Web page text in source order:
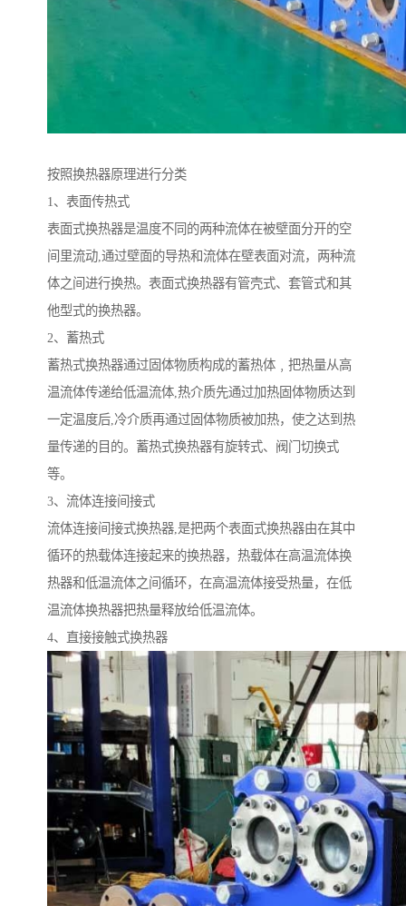
按照换热器原理进行分类
1、表面传热式
表面式换热器是温度不同的两种流体在被壁面分开的空
间里流动,通过壁面的导热和流体在壁表面对流，两种流
体之间进行换热。表面式换热器有管壳式、套管式和其
他型式的换热器。
2、蓄热式
蓄热式换热器通过固体物质构成的蓄热体﹐把热量从高
温流体传递给低温流体,热介质先通过加热固体物质达到
一定温度后,冷介质再通过固体物质被加热，使之达到热
量传递的目的。蓄热式换热器有旋转式、阀门切换式
等。
3、流体连接间接式
流体连接间接式换热器,是把两个表面式换热器由在其中
循环的热载体连接起来的换热器，热载体在高温流体换
热器和低温流体之间循环，在高温流体接受热量，在低
温流体换热器把热量释放给低温流体。
4、直接接触式换热器